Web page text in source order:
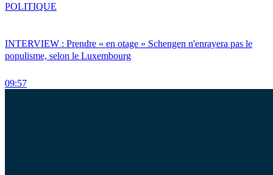
INTERVIEW : Prendre « en otage » Schengen n'enrayera pas le
populisme, selon le Luxembourg
09:57
POLITIQUE